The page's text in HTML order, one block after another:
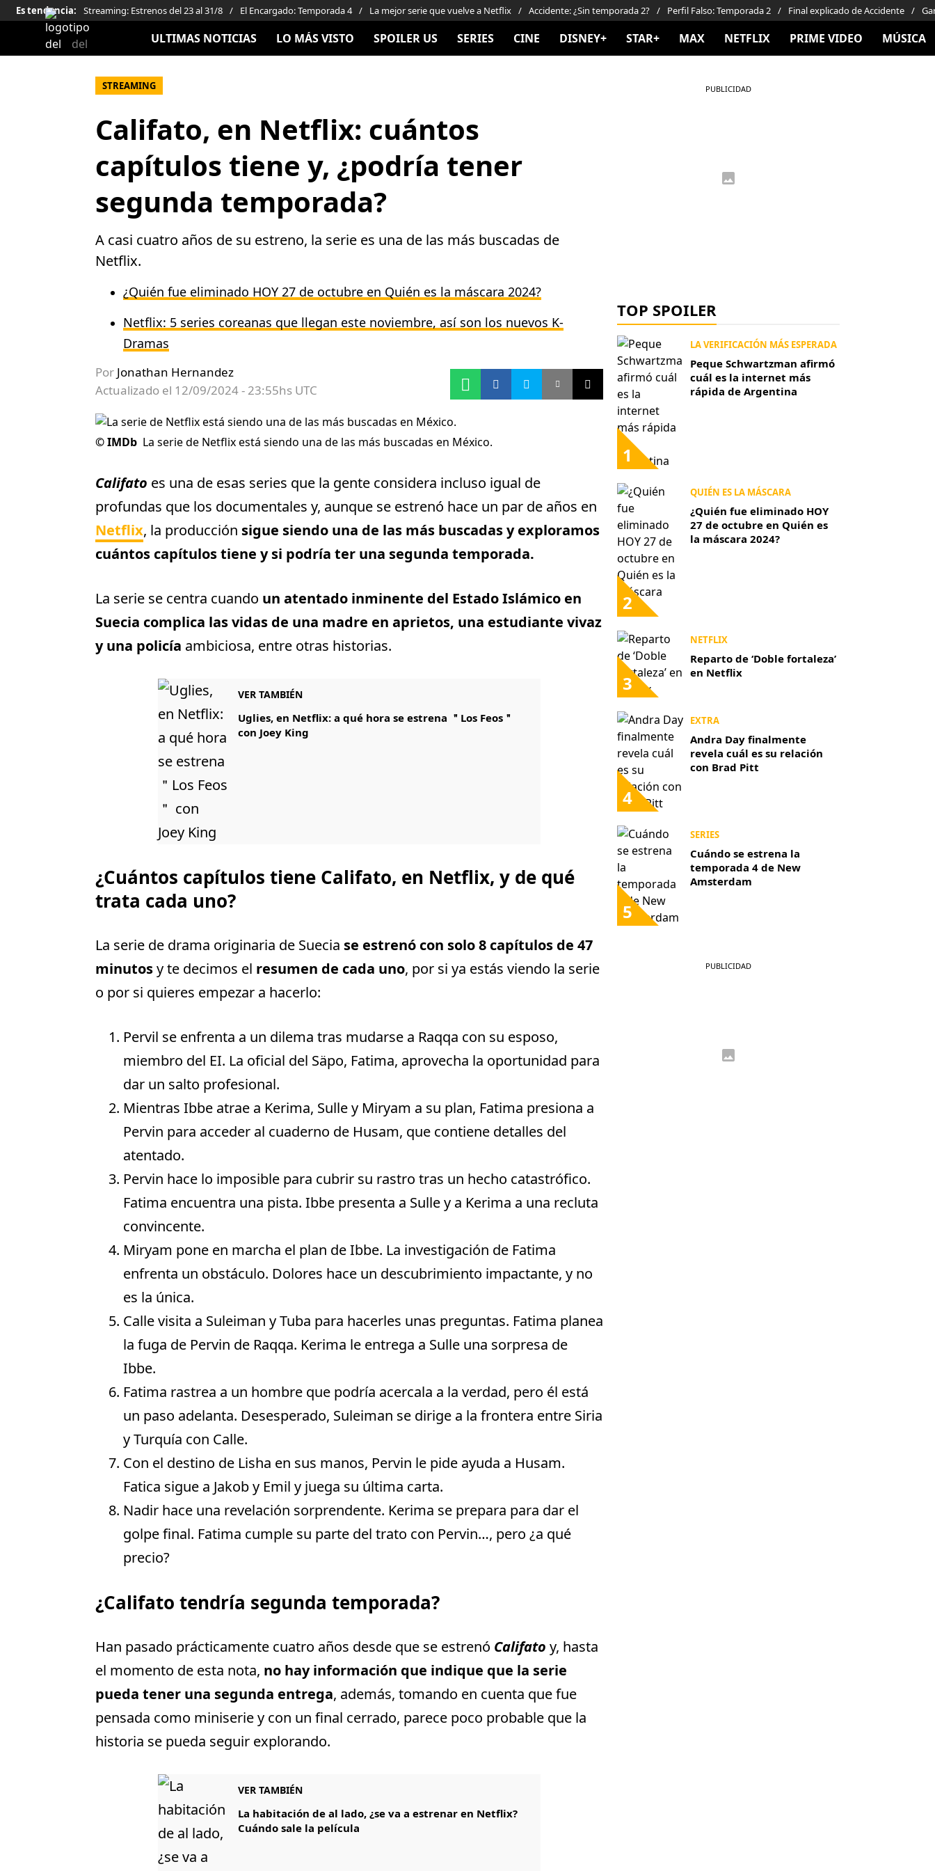
Es tendencia: Streaming: Estrenos del 23 al 31/8 El Encargado: Temporada 4 La mejor serie que vuelve a Netflix Accidente: ¿Sin temporada 2? Perfil Falso: Temporada 2 Final explicado de Accidente
ULTIMAS NOTICIAS LO MÁS VISTO SPOILER US SERIES CINE DISNEY+ STAR+ MAX NETFLIX PRIME VIDEO MÚSICA
STREAMING
Califato, en Netflix: cuántos
capítulos tiene y, ¿podría tener
segunda temporada?
A casi cuatro años de su estreno, la serie es una de las más buscadas de
Netflix.
¿Quién fue eliminado HOY 27 de octubre en Quién es la máscara 2024?
Netflix: 5 series coreanas que llegan este noviembre, así son los nuevos K-
Dramas
Por Jonathan Hernandez
Actualizado el 12/09/2024 - 23:55hs UTC
©IMDb La serie de Netflix está siendo una de las más buscadas en México.
Califato es una de esas series que la gente considera incluso igual de
profundas que los documentales y, aunque se estrenó hace un par de años en
Netflix, la producción sigue siendo una de las más buscadas y exploramos
cuántos capítulos tiene y si podría ter una segunda temporada.
La serie se centra cuando un atentado inminente del Estado Islámico en
Suecia complica las vidas de una madre en aprietos, una estudiante vivaz
y una policía ambiciosa, entre otras historias.
VER TAMBIÉN
Uglies, en Netflix: a qué hora se estrena ＂Los Feos＂
con Joey King
¿Cuántos capítulos tiene Califato, en Netflix, y de qué
trata cada uno?
La serie de drama originaria de Suecia se estrenó con solo 8 capítulos de 47
minutosy te decimos el resumen de cada uno, por si ya estás viendo la serie
o por si quieres empezar a hacerlo:
Pervil se enfrenta a un dilema tras mudarse a Raqqa con su esposo,
miembro del EI. La oficial del Säpo, Fatima, aprovecha la oportunidad para
dar un salto profesional.
Mientras Ibbe atrae a Kerima, Sulle y Miryam a su plan, Fatima presiona a
Pervin para acceder al cuaderno de Husam, que contiene detalles del
atentado.
Pervin hace lo imposible para cubrir su rastro tras un hecho catastrófico.
Fatima encuentra una pista. Ibbe presenta a Sulle y a Kerima a una recluta
convincente.
Miryam pone en marcha el plan de Ibbe. La investigación de Fatima
enfrenta un obstáculo. Dolores hace un descubrimiento impactante, y no
es la única.
Calle visita a Suleiman y Tuba para hacerles unas preguntas. Fatima planea
la fuga de Pervin de Raqqa. Kerima le entrega a Sulle una sorpresa de
Ibbe.
Fatima rastrea a un hombre que podría acercala a la verdad, pero él está
un paso adelanta. Desesperado, Suleiman se dirige a la frontera entre Siria
y Turquía con Calle.
Con el destino de Lisha en sus manos, Pervin le pide ayuda a Husam.
Fatica sigue a Jakob y Emil y juega su última carta.
Nadir hace una revelación sorprendente. Kerima se prepara para dar el
golpe final. Fatima cumple su parte del trato con Pervin…, pero ¿a qué
precio?
¿Califato tendría segunda temporada?
Han pasado prácticamente cuatro años desde que se estrenó Califato y, hasta
el momento de esta nota, no hay información que indique que la serie
pueda tener una segunda entrega, además, tomando en cuenta que fue
pensada como miniserie y con un final cerrado, parece poco probable que la
historia se pueda seguir explorando.
VER TAMBIÉN
La habitación de al lado, ¿se va a estrenar en Netflix?
Cuándo sale la película
PUBLICIDAD
TOP SPOILER
1
LA VERIFICACIÓN MÁS ESPERADA
Peque Schwartzman afirmó
cuál es la internet más
rápida de Argentina
2
QUIÉN ES LA MÁSCARA
¿Quién fue eliminado HOY
27 de octubre en Quién es
la máscara 2024?
3
NETFLIX
Reparto de ‘Doble fortaleza’
en Netflix
4
EXTRA
Andra Day finalmente
revela cuál es su relación
con Brad Pitt
5
SERIES
Cuándo se estrena la
temporada 4 de New
Amsterdam
PUBLICIDAD